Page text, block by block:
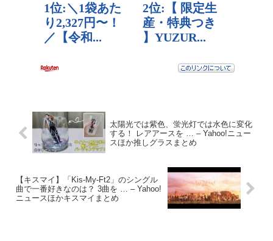
太陽光では紫色、蛍光灯では水色に変化
する！ レアアースを … – Yahoo!ニュー
スほか推しグラスまとめ
【キスマイ】「Kis-My-Ft2」のシングル
曲で一番好きなのは？ 3曲を … – Yahoo!
ニュースほかキスマイまとめ